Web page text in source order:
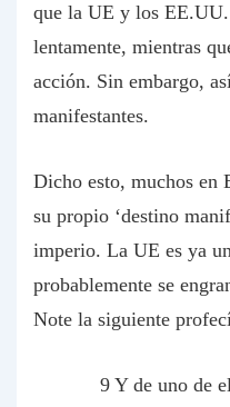
que la UE y los
lentamente, mientras
acción. Sin embargo,
manifestantes.
Dicho esto, muchos en
su propio ‘destino
imperio. La UE es ya
probablemente se
Note la siguiente
9 Y de uno de